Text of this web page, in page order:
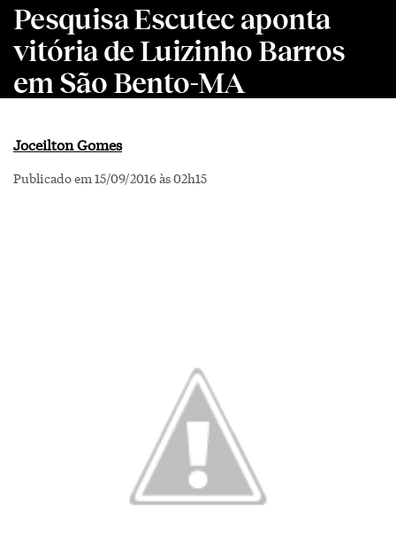
Pesquisa Escutec aponta
vitória de Luizinho Barros
em São Bento-MA
Joceilton Gomes
Publicado em 15/09/2016 às 02h15